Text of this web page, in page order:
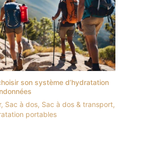
son système d’hydratation
, Sac à dos, Sac à dos & transport,
portables